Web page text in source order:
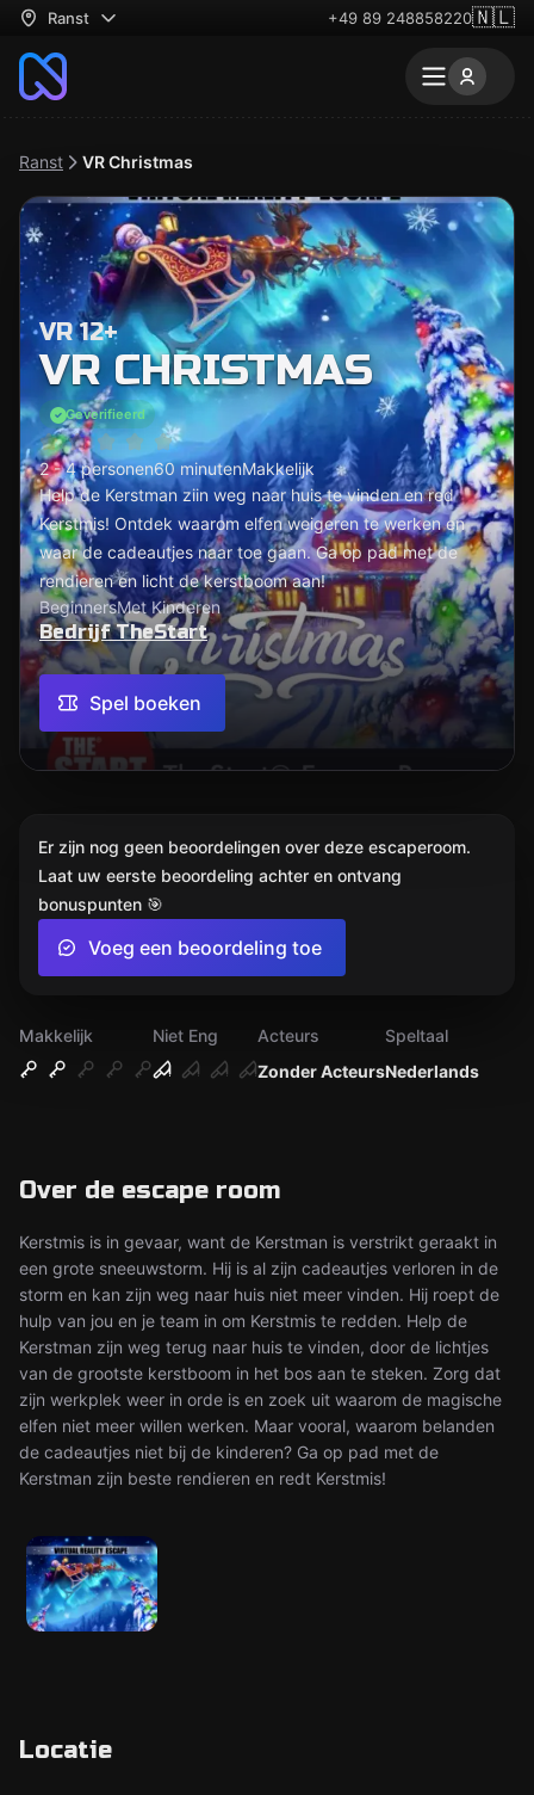
Ranst +49 89 248858220🇳🇱
Ranst VR Christmas
VR 12+
VR CHRISTMAS
Geverifieerd
2 - 4 personen60 minutenMakkelijk
Help de Kerstman ziin weg naar huis te vinden en red
Kerstmis! Ontdek waarom elfen weigeren te werken en
waar de cadeautjes naar toe gaan. Ga op pad met de
rendieren en licht de kerstboom aan!
BeginnersMet Kinderen
Bedrijf TheStart
Spel boeken
Makkelijk
Niet Eng
Zonder Acteurs
Acteurs
Nederlands
Speltaal
Over de escape room
Kerstmis is in gevaar, want de Kerstman is verstrikt geraakt in
een grote sneeuwstorm. Hij is al zijn cadeautjes verloren in de
storm en kan zijn weg naar huis niet meer vinden. Hij roept de
hulp van jou en je team in om Kerstmis te redden. Help de
Kerstman zijn weg terug naar huis te vinden, door de lichtjes
van de grootste kerstboom in het bos aan te steken. Zorg dat
zijn werkplek weer in orde is en zoek uit waarom de magische
elfen niet meer willen werken. Maar vooral, waarom belanden
de cadeautjes niet bij de kinderen? Ga op pad met de
Kerstman zijn beste rendieren en redt Kerstmis!
Er zijn nog geen beoordelingen over deze escaperoom.
Laat uw eerste beoordeling achter en ontvang
bonuspunten 🎯
Voeg een beoordeling toe
Locatie